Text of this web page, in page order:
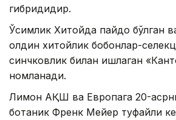
гибридидир.
Ўсимлик Хитойда пайдо бўлган
олдин хитойлик боғбонлар-
синчковлик билан ишлаган
номланади.
Лимон АҚШ ва Европага 20-
ботаник Френк Мейер туфайли